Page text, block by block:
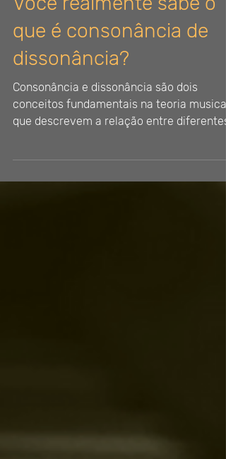
Você realmente sabe o
que é consonância de
dissonância?
Consonância e dissonância são dois
conceitos fundamentais na teoria musical
notas ou acordes....